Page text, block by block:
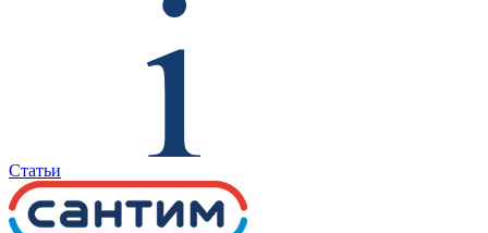
Статьи